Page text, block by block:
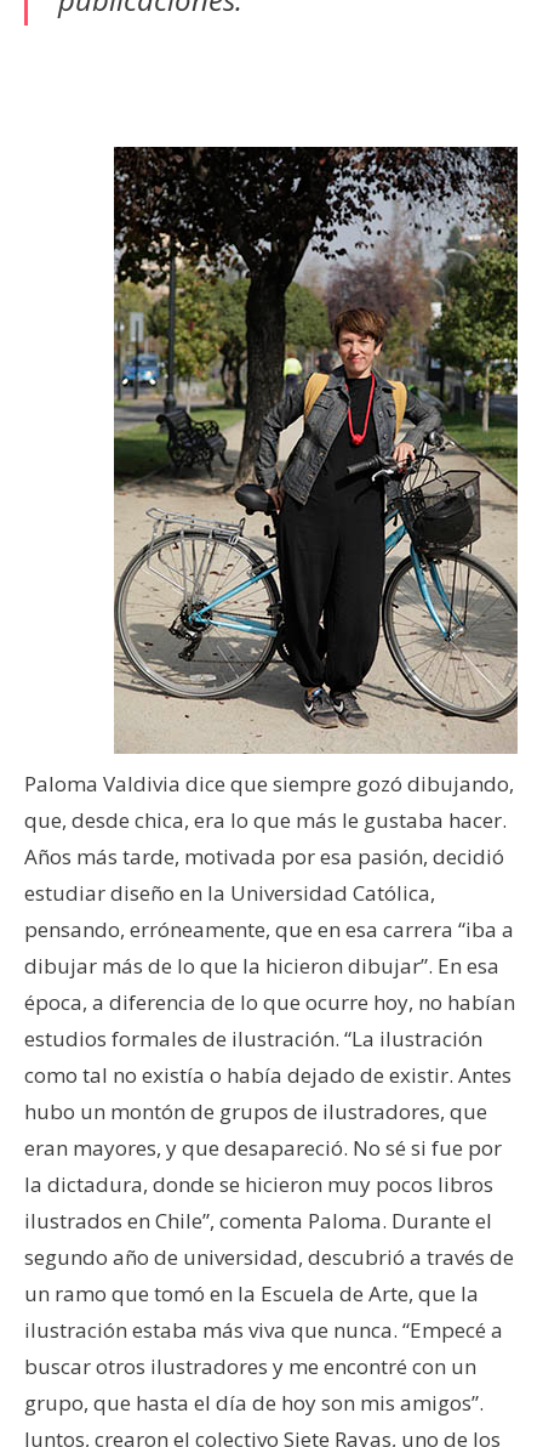
Paloma Valdivia dice que siempre gozó dibujando,
que, desde chica, era lo que más le gustaba hacer.
Años más tarde, motivada por esa pasión, decidió
estudiar diseño en la Universidad Católica,
pensando, erróneamente, que en esa carrera “iba a
dibujar más de lo que la hicieron dibujar”. En esa
época, a diferencia de lo que ocurre hoy, no habían
estudios formales de ilustración. “La ilustración
como tal no existía o había dejado de existir. Antes
hubo un montón de grupos de ilustradores, que
eran mayores, y que desapareció. No sé si fue por
la dictadura, donde se hicieron muy pocos libros
ilustrados en Chile”, comenta Paloma. Durante el
segundo año de universidad, descubrió a través de
un ramo que tomó en la Escuela de Arte, que la
ilustración estaba más viva que nunca. “Empecé a
buscar otros ilustradores y me encontré con un
grupo, que hasta el día de hoy son mis amigos”.
Juntos, crearon el colectivo Siete Rayas, uno de los